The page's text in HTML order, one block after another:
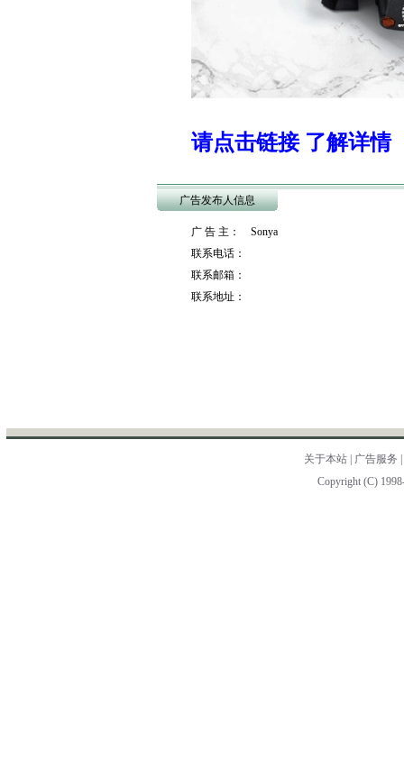
请点击链接 了解详情
广告发布人信息
广 告 主： Sonya
联系电话：
联系邮箱：
联系地址：
关于本站 广告服务
Copyright (C)